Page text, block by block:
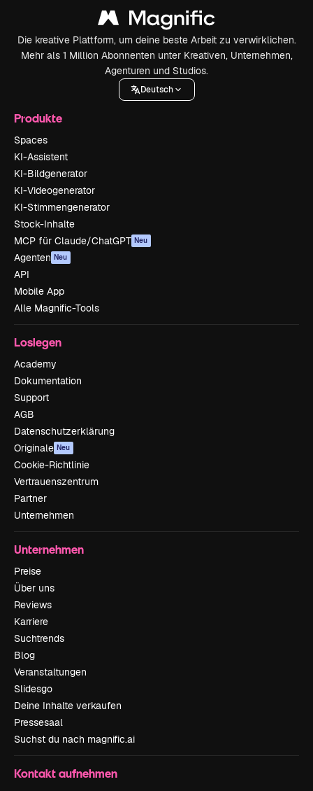
Die kreative Plattform, um deine beste Arbeit zu verwirklichen.
Mehr als 1 Million Abonnenten unter Kreativen, Unternehmen,
Agenturen und Studios.
Deutsch
Produkte
Spaces
KI-Assistent
KI-Bildgenerator
KI-Videogenerator
KI-Stimmengenerator
Stock-Inhalte
MCP für Claude/ChatGPT Neu
Agenten Neu
API
Mobile App
Alle Magnific-Tools
Loslegen
Academy
Dokumentation
Support
AGB
Datenschutzerklärung
Originale Neu
Cookie-Richtlinie
Vertrauenszentrum
Partner
Unternehmen
Unternehmen
Preise
Über uns
Reviews
Karriere
Suchtrends
Blog
Veranstaltungen
Slidesgo
Deine Inhalte verkaufen
Pressesaal
Suchst du nach magnific.ai
Kontakt aufnehmen